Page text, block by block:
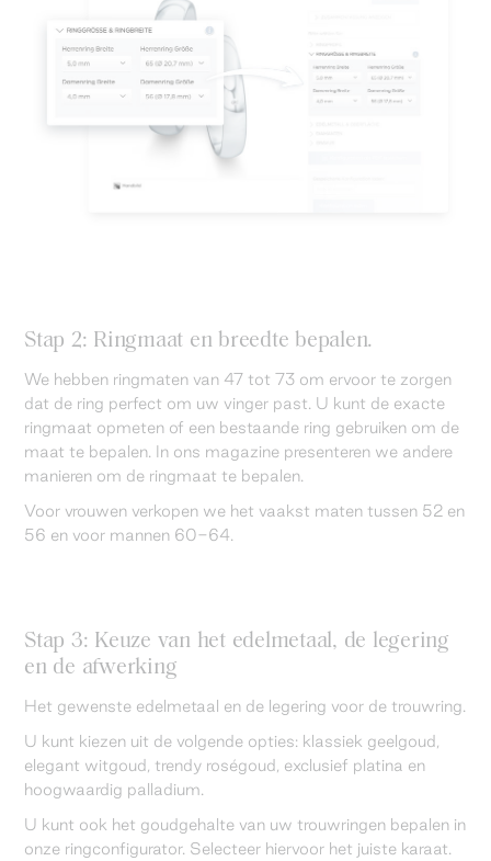
Stap 2: Ringmaat en breedte bepalen.
We hebben ringmaten van 47 tot 73 om ervoor te zorgen
dat de ring perfect om uw vinger past. U kunt de exacte
ringmaat opmeten of een bestaande ring gebruiken om de
maat te bepalen. In ons magazine presenteren we andere
manieren om de ringmaat te bepalen.
Voor vrouwen verkopen we het vaakst maten tussen 52 en
56 en voor mannen 60-64.
Stap 3: Keuze van het edelmetaal, de legering
en de afwerking
Het gewenste edelmetaal en de legering voor de trouwring.
U kunt kiezen uit de volgende opties: klassiek geelgoud,
elegant witgoud, trendy roségoud, exclusief platina en
hoogwaardig palladium.
U kunt ook het goudgehalte van uw trouwringen bepalen in
onze ringconfigurator. Selecteer hiervoor het juiste karaat.